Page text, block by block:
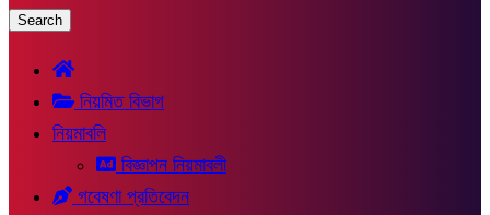
Search
নিয়মিত বিভাগ
নিয়মাবলি
বিজ্ঞাপন নিয়মাবলী
গবেষণা প্রতিবেদন